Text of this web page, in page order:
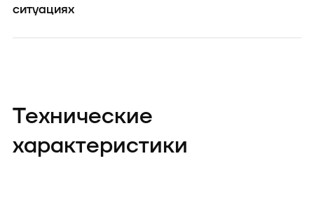
ситуациях
Технические
характеристики